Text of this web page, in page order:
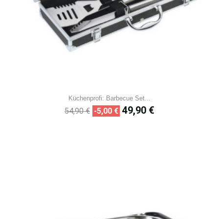
Küchenprofi: Barbecue Set...
Prix
54,90 € -5,00 € Prix
49,90 €